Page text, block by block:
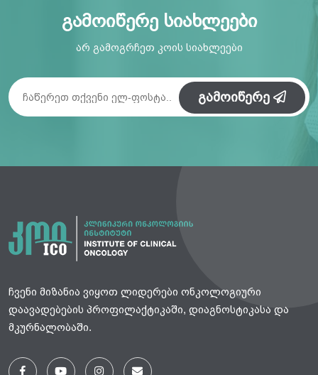
გამოიწერე სიახლეები
არ გამოგრჩეთ კოის სიახლეები
გამოიწერე
ჩვენი მიზანია ვიყოთ ლიდერები ონკოლოგიური
დაავადებების პროფილაქტიკაში, დიაგნოსტიკასა და
მკურნალობაში.